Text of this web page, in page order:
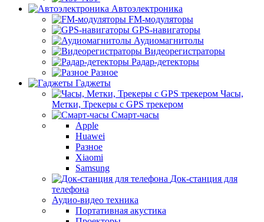
Автоэлектроника
FM-модуляторы
GPS-навигаторы
Аудиомагнитолы
Видеорегистраторы
Радар-детекторы
Разное
Гаджеты
Часы,
Метки, Трекеры с GPS трекером
Смарт-часы
Apple
Huawei
Разное
Xiaomi
Samsung
Док-станция для
телефона
Аудио-видео техника
Портативная акустика